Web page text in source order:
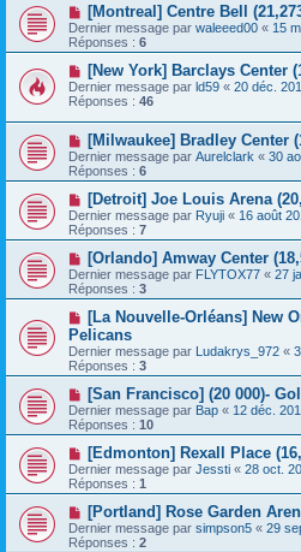
[Montreal] Centre Bell
Dernier message par waleeed00 « 15
Réponses : 6
[New York] Barclays Center
Dernier message par ld59 « 20 déc.
Réponses : 46
[Milwaukee] Bradley Center
Dernier message par Aurelclark « 30
Réponses : 6
[Detroit] Joe Louis Arena
Dernier message par Ryuji « 16 août
Réponses : 7
[Orlando] Amway Center
Dernier message par FLYTOX77 « 27
Réponses : 3
[La Nouvelle-Orléans] New
Pelicans
Dernier message par Ludakrys_972 «
Réponses : 3
[San Francisco] (20 000)-
Dernier message par Bap « 12 déc.
Réponses : 10
[Edmonton] Rexall Place
Dernier message par Jessti « 28 oct.
Réponses : 1
[Portland] Rose Garden
Dernier message par simpson5 « 29
Réponses : 2